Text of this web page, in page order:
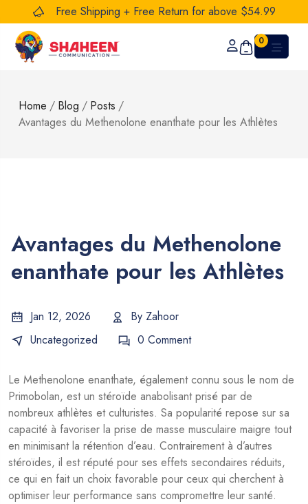
Free Shipping + Free Return for above $54.99
0
Home / Blog / Posts /
Avantages du Methenolone enanthate pour les Athlètes
Avantages du Methenolone
enanthate pour les Athlètes
Jan 12, 2026 By Zahoor
Uncategorized
0 Comment
Le Methenolone enanthate, également connu sous le nom de
Primobolan, est un stéroïde anabolisant prisé par de
nombreux athlètes et culturistes. Sa popularité repose sur sa
capacité à favoriser la prise de masse musculaire maigre tout
en minimisant la rétention d’eau. Contrairement à d’autres
stéroïdes, il est réputé pour ses effets secondaires réduits,
ce qui en fait un choix favorable pour ceux qui cherchent à
optimiser leur performance sans compromettre leur santé.